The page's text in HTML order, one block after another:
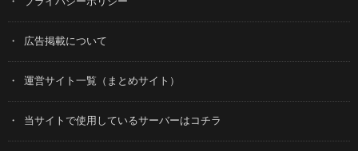
プライバシーポリシー
広告掲載について
運営サイト一覧（まとめサイト）
当サイトで使用しているサーバーはコチラ